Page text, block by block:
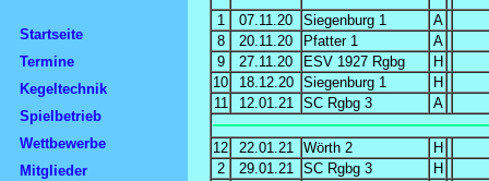
Startseite
Termine
Kegeltechnik
Spielbetrieb
Wettbewerbe
Mitglieder
1
07.11.20 Siegenburg 1
A
8
20.11.20 Pfatter 1
A
9
27.11.20 ESV 1927 Rgbg
H
10
18.12.20 Siegenburg 1
H
11
12.01.21 SC Rgbg 3 A
12 22.01.21 Wörth 2
H
2
29.01.21 SC Rgbg 3
H